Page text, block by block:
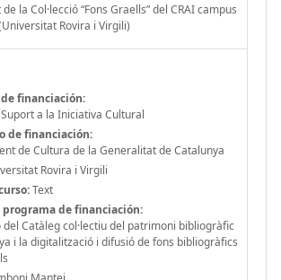
la Col·lecció “Fons Graells” del CRAI campus
Rovira i Virgili)
financiación:
a la Iniciativa Cultural
de financiación:
de Cultura de la Generalitat de Catalunya
Rovira i Virgili
Text
programa de financiación:
del Catàleg col·lectiu del patrimoni bibliogràfic
i la digitalització i difusió de fons bibliogràfics